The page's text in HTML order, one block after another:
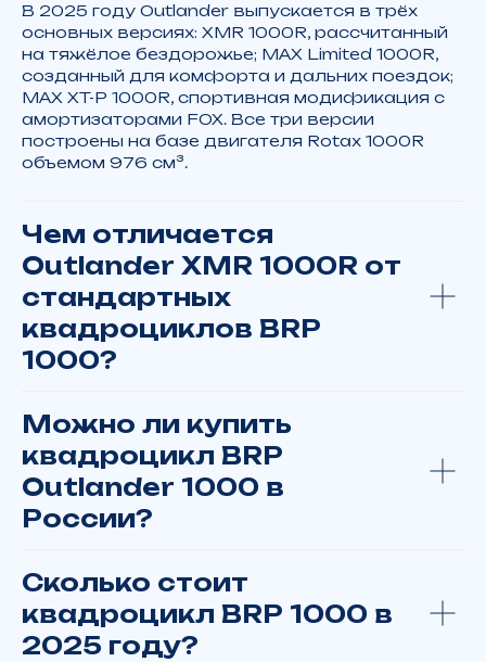
В 2025 году Outlander выпускается в трёх
основных версиях: XMR 1000R, рассчитанный
на тяжёлое бездорожье; MAX Limited 1000R,
созданный для комфорта и дальних поездок;
MAX XT-P 1000R, спортивная модификация с
амортизаторами FOX. Все три версии
построены на базе двигателя Rotax 1000R
объемом 976 см³.
Чем отличается
Outlander XMR 1000R от
стандартных
квадроциклов BRP
1000?
Можно ли купить
квадроцикл BRP
Outlander 1000 в
России?
Сколько стоит
квадроцикл BRP 1000 в
2025 году?